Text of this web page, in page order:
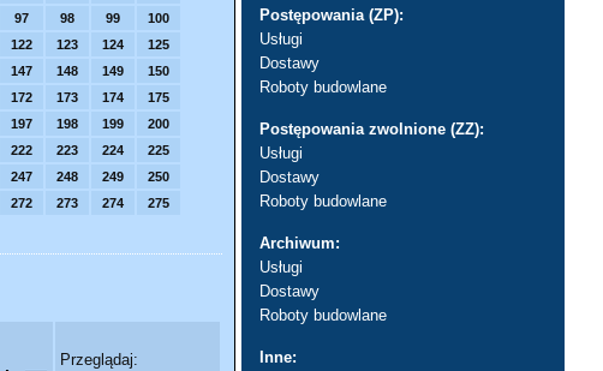
97 98 99
100
122 123 124
125
147 148 149
150
172 173 174
175
197 198 199
200
222 223 224
225
247 248 249
250
272 273 274
275
Przeglądaj:
Postępowania (ZP):
Usługi
Dostawy
Roboty budowlane
Postępowania zwolnione (ZZ):
Usługi
Dostawy
Roboty budowlane
Archiwum:
Usługi
Dostawy
Roboty budowlane
Inne: